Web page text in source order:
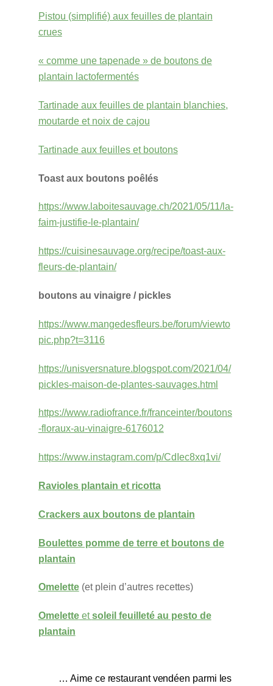
Pistou (simplifié) aux feuilles de plantain
crues
« comme une tapenade » de boutons de
plantain lactofermentés
Tartinade aux feuilles de plantain blanchies,
moutarde et noix de cajou
Tartinade aux feuilles et boutons
Toast aux boutons poêlés
https://www.laboitesauvage.ch/2021/05/11/la-
faim-justifie-le-plantain/
https://cuisinesauvage.org/recipe/toast-aux-
fleurs-de-plantain/
boutons au vinaigre / pickles
https://www.mangedesfleurs.be/forum/viewto
pic.php?t=3116
https://unisversnature.blogspot.com/2021/04/
pickles-maison-de-plantes-sauvages.html
https://www.radiofrance.fr/franceinter/boutons
-floraux-au-vinaigre-6176012
https://www.instagram.com/p/CdIec8xq1vi/
Ravioles plantain et ricotta
Crackers aux boutons de plantain
Boulettes pomme de terre et boutons de
plantain
Omelette(et plein d’autres recettes)
Omeletteetsoleil feuilleté au pesto de
plantain
… Aime ce restaurant vendéen parmi les